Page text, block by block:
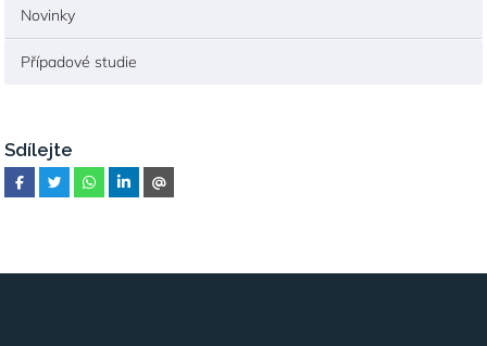
Novinky
Případové studie
Sdílejte